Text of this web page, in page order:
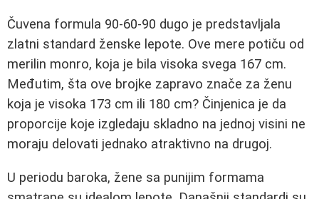
Čuvena formula 90-60-90 dugo je predstavljala
zlatni standard ženske lepote. Ove mere potiču od
merilin monro, koja je bila visoka svega 167 cm.
Međutim, šta ove brojke zapravo znače za ženu
koja je visoka 173 cm ili 180 cm? Činjenica je da
proporcije koje izgledaju skladno na jednoj visini ne
moraju delovati jednako atraktivno na drugoj.
U periodu baroka, žene sa punijim formama